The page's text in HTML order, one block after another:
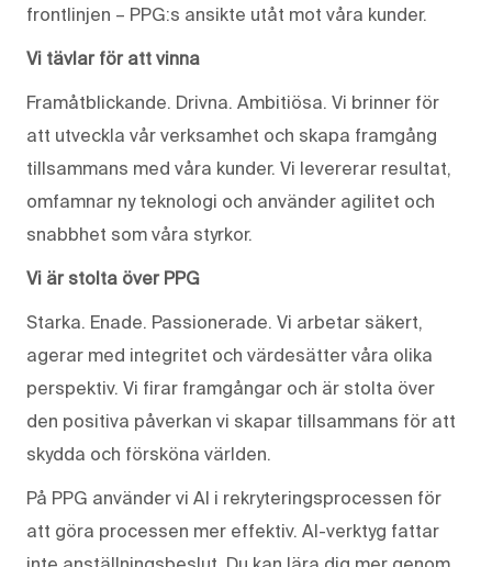
frontlinjen – PPG:s ansikte utåt mot våra kunder.
Vi tävlar för att vinna
Framåtblickande. Drivna. Ambitiösa. Vi brinner för
att utveckla vår verksamhet och skapa framgång
tillsammans med våra kunder. Vi levererar resultat,
omfamnar ny teknologi och använder agilitet och
snabbhet som våra styrkor.
Vi är stolta över PPG
Starka. Enade. Passionerade. Vi arbetar säkert,
agerar med integritet och värdesätter våra olika
perspektiv. Vi firar framgångar och är stolta över
den positiva påverkan vi skapar tillsammans för att
skydda och försköna världen.
På PPG använder vi AI i rekryteringsprocessen för
att göra processen mer effektiv. AI-verktyg fattar